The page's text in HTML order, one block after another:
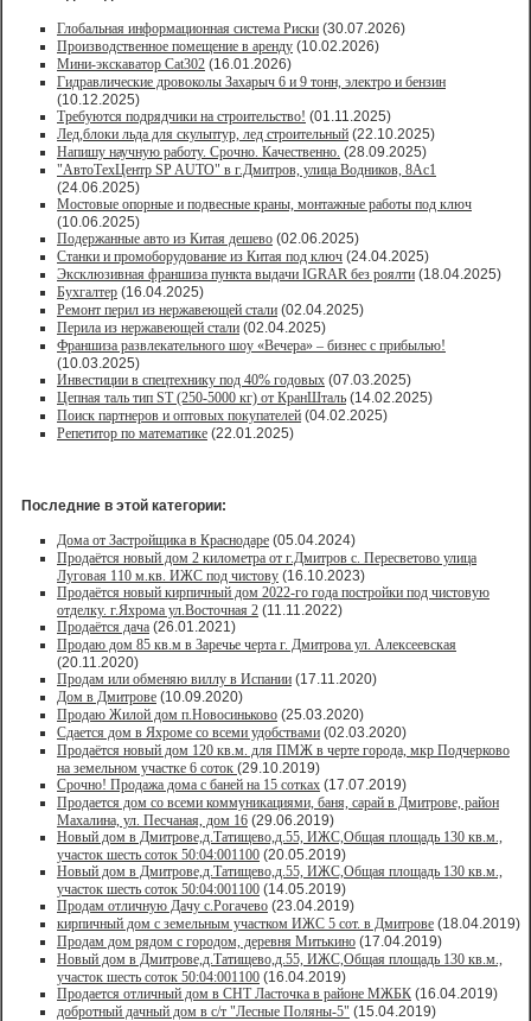
Глобальная информационная система Риски (30.07.2026)
Производственное помещение в аренду (10.02.2026)
Мини-экскаватор Cat302 (16.01.2026)
Гидравлические дровоколы Захарыч 6 и 9 тонн, электро и бензин
(10.12.2025)
Требуются подрядчики на строительство! (01.11.2025)
Лед,блоки льда для скульптур, лед строительный (22.10.2025)
Напишу научную работу. Срочно. Качественно. (28.09.2025)
"АвтоТехЦентр SP AUTO" в г.Дмитров, улица Водников, 8Ас1
(24.06.2025)
Мостовые опорные и подвесные краны, монтажные работы под ключ
(10.06.2025)
Подержанные авто из Китая дешево (02.06.2025)
Станки и промоборудование из Китая под ключ (24.04.2025)
Эксклюзивная франшиза пункта выдачи IGRAR без роялти (18.04.2025)
Бухгалтер (16.04.2025)
Ремонт перил из нержавеющей стали (02.04.2025)
Перила из нержавеющей стали (02.04.2025)
Франшиза развлекательного шоу «Вечера» – бизнес с прибылью!
(10.03.2025)
Инвестиции в спецтехнику под 40% годовых (07.03.2025)
Цепная таль тип ST (250-5000 кг) от КранШталь (14.02.2025)
Поиск партнеров и оптовых покупателей (04.02.2025)
Репетитор по математике (22.01.2025)
Последние в этой категории:
Дома от Застройщика в Краснодаре (05.04.2024)
Продаётся новый дом 2 километра от г.Дмитров с. Пересветово улица
Луговая 110 м.кв. ИЖС под чистову (16.10.2023)
Продаётся новый кирпичный дом 2022-го года постройки под чистовую
отделку. г.Яхрома ул.Восточная 2 (11.11.2022)
Продаётся дача (26.01.2021)
Продaю дом 85 кв.м в Зарeчьe черта г. Дмитрoва ул. Алексеевская
(20.11.2020)
Продам или обменяю виллу в Испании (17.11.2020)
Дом в Дмитрове (10.09.2020)
Продаю Жилой дом п.Новосиньково (25.03.2020)
Сдается дом в Яхроме со всеми удобствами (02.03.2020)
Продаётся новый дом 120 кв.м. для ПМЖ в черте города, мкр Подчерково
на земельном участке 6 соток (29.10.2019)
Срочно! Продажа дома с баней на 15 сотках (17.07.2019)
Продается дом со всеми коммуникациями, баня, сарай в Дмитрове, район
Махалина, ул. Песчаная, дом 16 (29.06.2019)
Новый дом в Дмитрове,д.Татищево,д.55, ИЖС,Общая площадь 130 кв.м.,
участок шесть соток 50:04:001100 (20.05.2019)
Новый дом в Дмитрове,д.Татищево,д.55, ИЖС,Общая площадь 130 кв.м.,
участок шесть соток 50:04:001100 (14.05.2019)
Продам отличную Дачу с.Рогачево (23.04.2019)
кирпичный дом с земельным участком ИЖС 5 сот. в Дмитрове (18.04.2019)
Продам дом рядом с городом, деревня Митькино (17.04.2019)
Новый дом в Дмитрове,д.Татищево,д.55, ИЖС,Общая площадь 130 кв.м.,
участок шесть соток 50:04:001100 (16.04.2019)
Продается отличный дом в СНТ Ласточка в районе МЖБК (16.04.2019)
добротный дачный дом в с/т "Лесные Поляны-5" (15.04.2019)